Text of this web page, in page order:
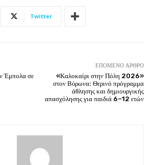
Twitter
Έμπολα σε
ΕΠΌΜΕΝΟ ΆΡΘΡΟ
«Καλοκαίρι στην Πόλη 2026»
στον Βύρωνα: Θερινό πρόγραμμα
άθλησης και δημιουργικής
απασχόλησης για παιδιά 6–12 ετών